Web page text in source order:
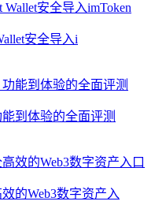
安全导入i
到体验的全面评测
的Web3数字资产入